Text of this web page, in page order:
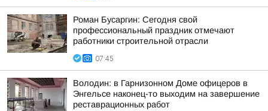
Роман Бусаргин: Сегодня свой
профессиональный праздник отмечают
работники строительной отрасли
07:45
Володин: в Гарнизонном Доме офицеров в
Энгельсе наконец-то выходим на завершение
реставрационных работ